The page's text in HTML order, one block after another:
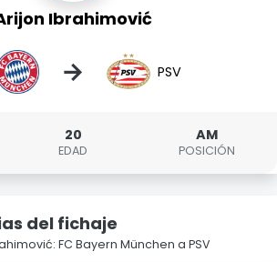
Ibrahimović
→ PSV
20
EDAD
AM
POSICIÓN
del fichaje
FC Bayern München a PSV